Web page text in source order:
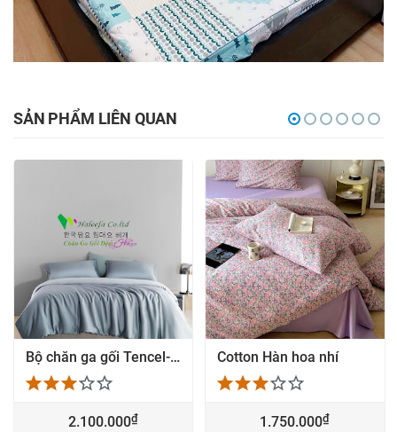
SẢN PHẨM LIÊN QUAN
Bộ chăn ga gối Tencel-313
2.100.000₫
Cotton Hàn hoa nhí
1.750.000₫